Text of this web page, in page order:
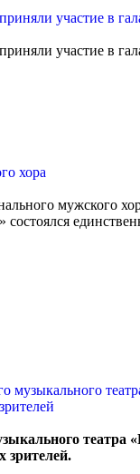
участие в
участие в
хора
мужского
состоялся
музыкального
театра
зрителей.